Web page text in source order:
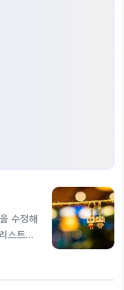
수정해
스트링
등의
표준